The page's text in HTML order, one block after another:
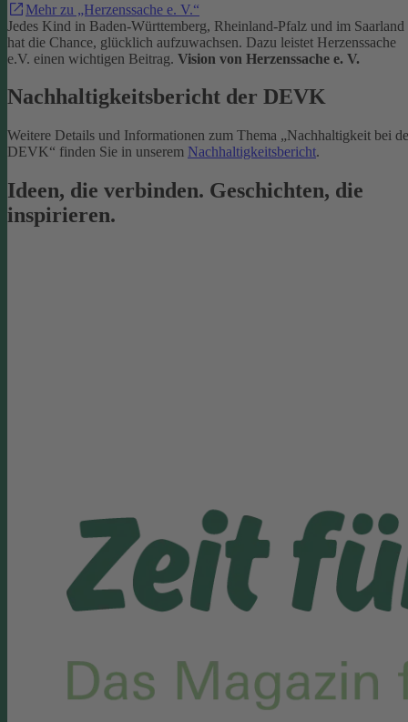
Mehr zu „Herzenssache e. V.“
Jedes Kind in Baden-Württemberg, Rheinland-Pfalz und im Saarland
hat die Chance, glücklich aufzuwachsen. Dazu leistet Herzenssache
e.V. einen wichtigen Beitrag. Vision von Herzenssache e. V.
Nachhaltigkeitsbericht der DEVK
Weitere Details und Informationen zum Thema „Nachhaltigkeit bei
DEVK“ finden Sie in unserem Nachhaltigkeitsbericht.
Ideen, die verbinden. Geschichten, die
inspirieren.